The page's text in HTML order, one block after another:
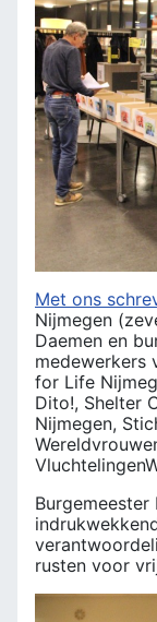
Met ons
Nijmegen
Daemen en
medewerkers
for Life
Dito!, Shelter
Nijmegen,
Burgemeester
rusten voor